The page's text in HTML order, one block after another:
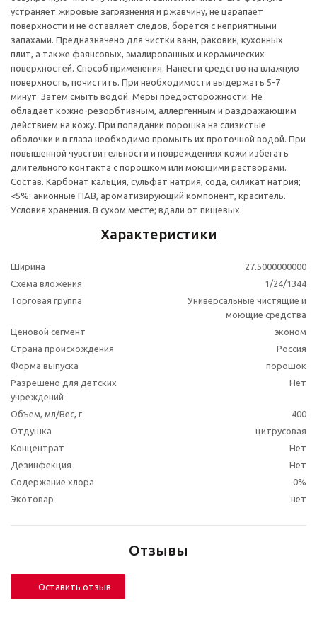
устраняет жировые загрязнения и ржавчину, не царапает
поверхности и не оставляет следов, борется с неприятными
запахами. Предназначено для чистки ванн, раковин, кухонных
плит, а также фаянсовых, эмалированных и керамических
поверхностей. Способ применения. Нанести средство на влажную
поверхность, почистить. При необходимости выдержать 5-7
минут. Затем смыть водой. Меры предосторожности. Не
обладает кожно-резорбтивным, аллергенным и раздражающим
действием на кожу. При попадании порошка на слизистые
оболочки и в глаза необходимо промыть их проточной водой. При
повышенной чувствительности и повреждениях кожи избегать
длительного контакта с порошком или моющими растворами.
Состав. Карбонат кальция, сульфат натрия, сода, силикат натрия;
<5%: анионные ПАВ, ароматизирующий компонент, краситель.
Условия хранения. В сухом месте; вдали от пищевых
Характеристики
Ширина
27.5000000000
Схема вложения
1/24/1344
Торговая группа
Универсальные чистящие и
моющие средства
Ценовой сегмент
эконом
Страна происхождения
Россия
Форма выпуска
порошок
Разрешено для детских
учреждений
Нет
Объем, мл/Вес, г
400
Отдушка
цитрусовая
Концентрат
Нет
Дезинфекция
Нет
Содержание хлора
0%
Экотовар
нет
Отзывы
Оставить отзыв